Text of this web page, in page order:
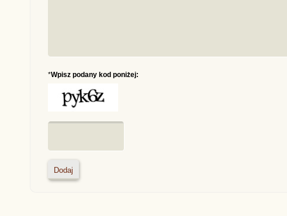
*Wpisz podany kod poniżej: